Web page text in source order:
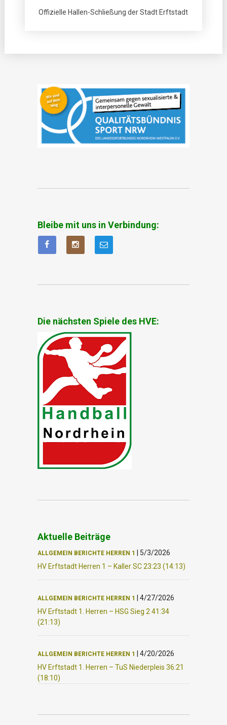
Offizielle Hallen-Schließung der Stadt Erftstadt
Bleibe mit uns in Verbindung:
Die nächsten Spiele des HVE:
Aktuelle Beiträge
ALLGEMEIN BERICHTE HERREN 1
5/3/2026
HV Erftstadt Herren 1 – Kaller SC 23:23 (14:13)
ALLGEMEIN BERICHTE HERREN 1
4/27/2026
HV Erftstadt 1. Herren – HSG Sieg 2 41:34
(21:13)
ALLGEMEIN BERICHTE HERREN 1
4/20/2026
HV Erftstadt 1. Herren – TuS Niederpleis 36:21
(18:10)